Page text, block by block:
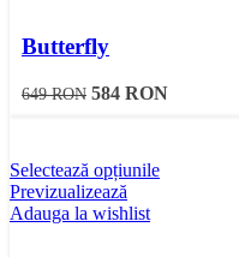
Butterfly
649RON 584 RON
Selectează opțiunile
Previzualizează
Adauga la wishlist